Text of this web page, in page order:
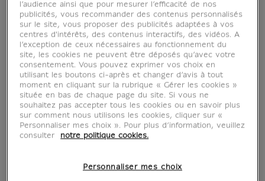
l’audience ainsi que pour mesurer l’efficacité de nos
publicités, vous recommander des contenus personnalisés
sur le site, vous proposer des publicités adaptées à vos
centres d'intérêts, des contenus interactifs, des vidéos. A
l’exception de ceux nécessaires au fonctionnement du
site, les cookies ne peuvent être déposés qu’avec votre
consentement. Vous pouvez exprimer vos choix en
utilisant les boutons ci-après et changer d’avis à tout
moment en cliquant sur la rubrique « Gérer les cookies »
située en bas de chaque page du site. Si vous ne
souhaitez pas accepter tous les cookies ou en savoir plus
sur comment nous utilisons les cookies, cliquer sur «
Personnaliser mes choix ». Pour plus d’information, veuillez
consulter
notre politique cookies.
Personnaliser mes choix